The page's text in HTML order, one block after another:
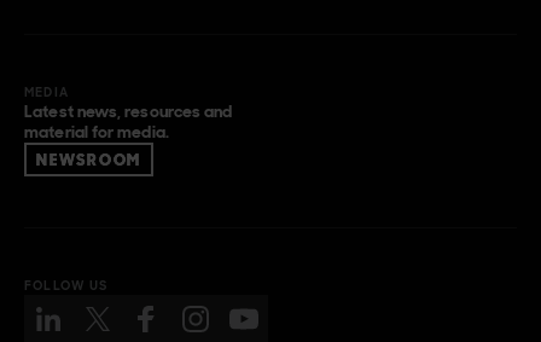
MEDIA
Latest news, resources and
material for media.
NEWSROOM
FOLLOW US